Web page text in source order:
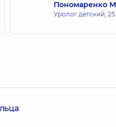
Пономаренко
Уролог детский,